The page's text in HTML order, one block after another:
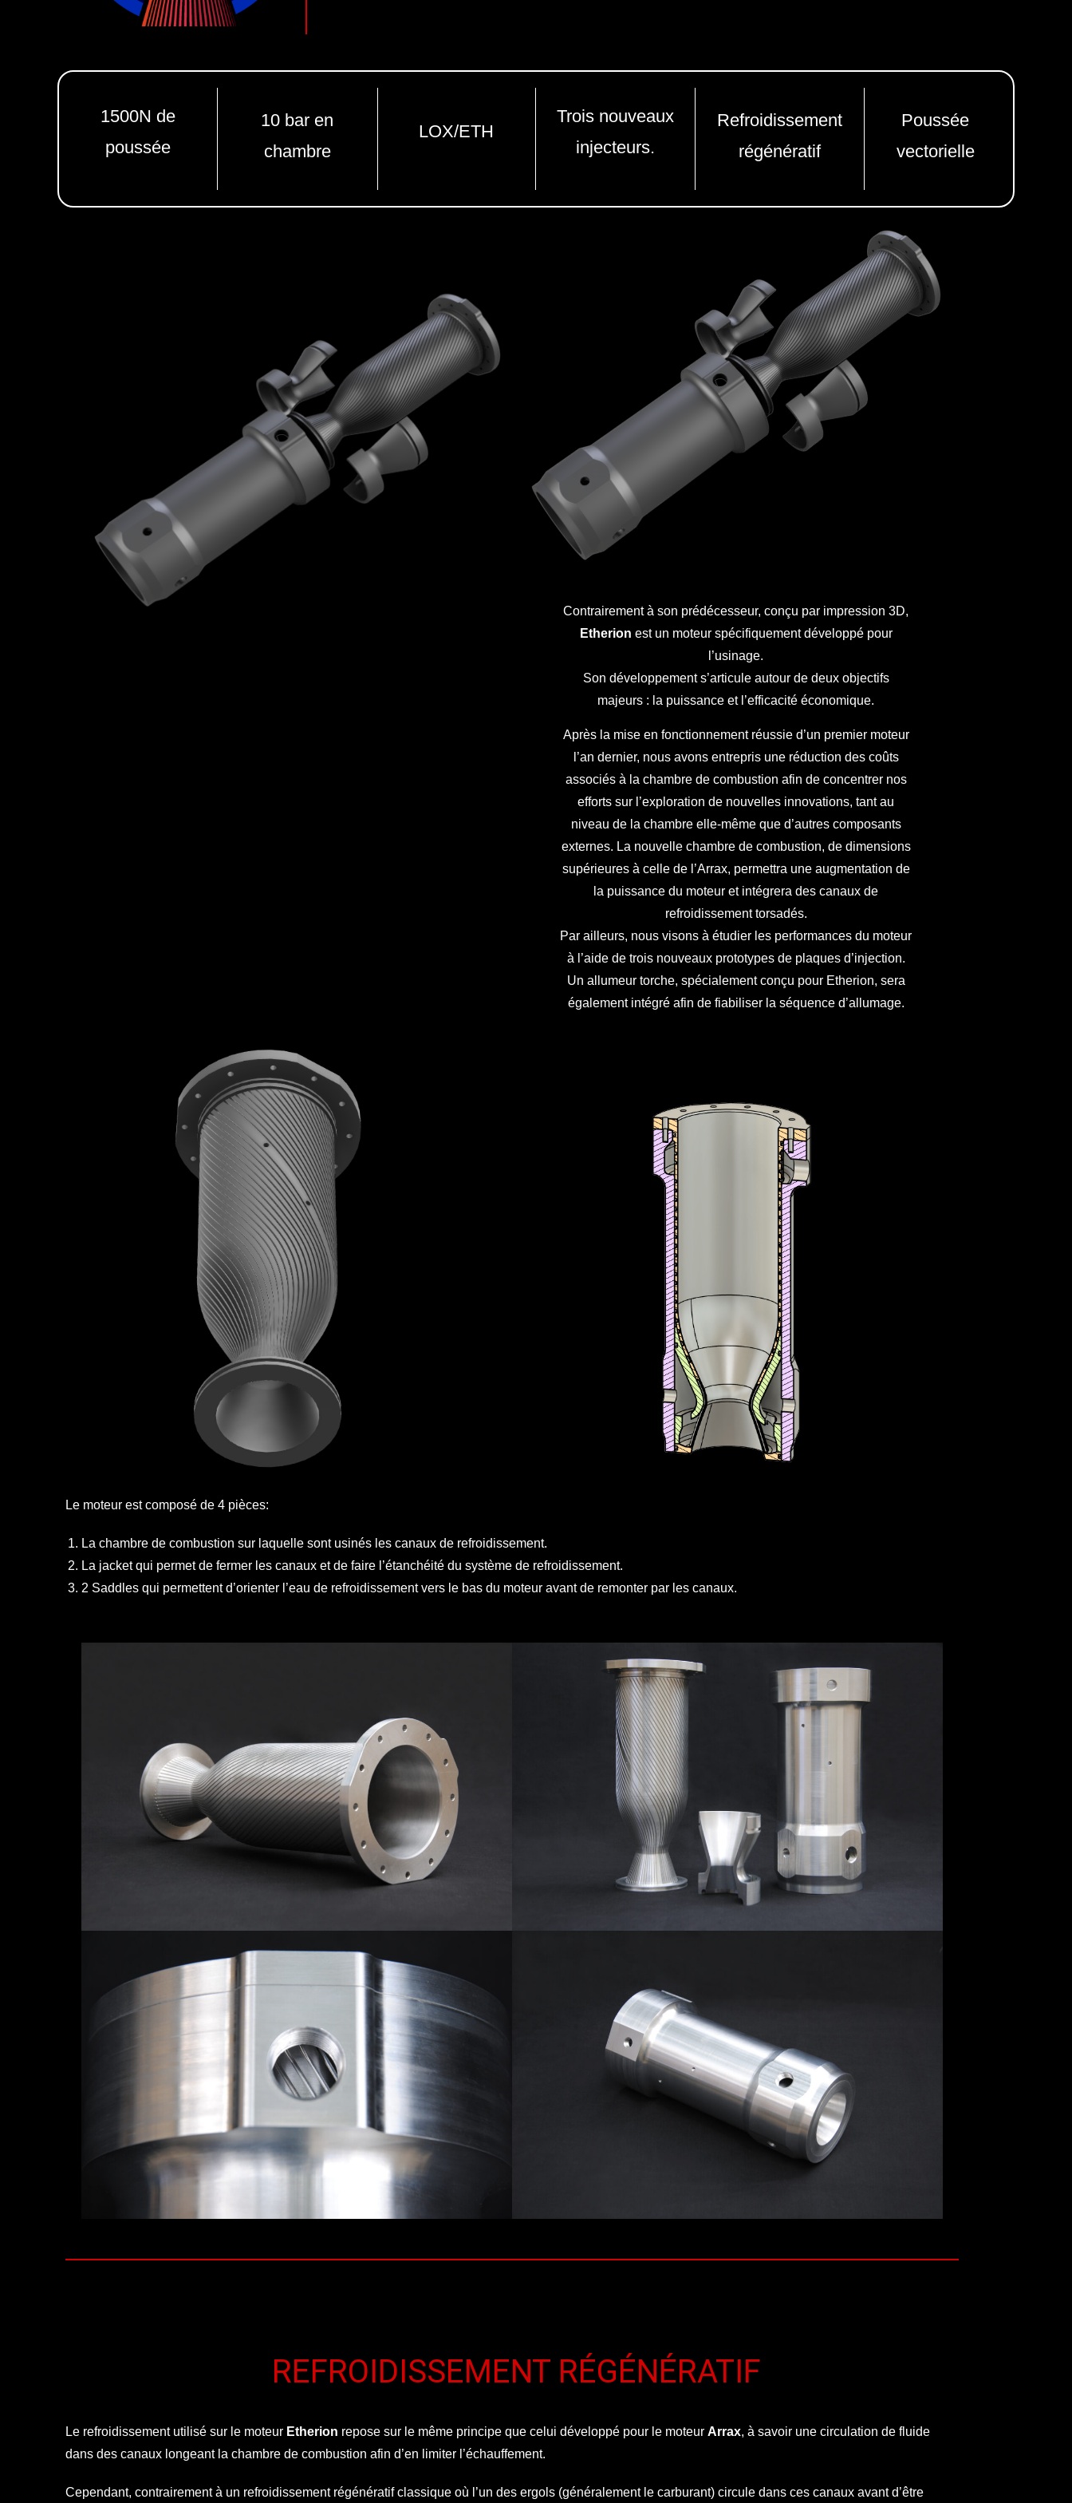
1500N de
poussée
10 bar en
chambre
LOX/ETH
Trois nouveaux
injecteurs.
Refroidissement
régénératif
Poussée
vectorielle
Contrairement à son prédécesseur, conçu par impression 3D,
Etherion est un moteur spécifiquement développé pour
l’usinage.
Son développement s’articule autour de deux objectifs
majeurs : la puissance et l’efficacité économique.
Après la mise en fonctionnement réussie d’un premier moteur
l’an dernier, nous avons entrepris une réduction des coûts
associés à la chambre de combustion afin de concentrer nos
efforts sur l’exploration de nouvelles innovations, tant au
niveau de la chambre elle-même que d’autres composants
externes. La nouvelle chambre de combustion, de dimensions
supérieures à celle de l’Arrax, permettra une augmentation de
la puissance du moteur et intégrera des canaux de
refroidissement torsadés.
Par ailleurs, nous visons à étudier les performances du moteur
à l’aide de trois nouveaux prototypes de plaques d’injection.
Un allumeur torche, spécialement conçu pour Etherion, sera
également intégré afin de fiabiliser la séquence d’allumage.
Le moteur est composé de 4 pièces:
La chambre de combustion sur laquelle sont usinés les canaux de refroidissement.
La jacket qui permet de fermer les canaux et de faire l’étanchéité du système de refroidissement.
2 Saddles qui permettent d’orienter l’eau de refroidissement vers le bas du moteur avant de remonter par les canaux.
REFROIDISSEMENT RÉGÉNÉRATIF
Le refroidissement utilisé sur le moteur Etherion repose sur le même principe que celui développé pour le moteurArrax, à savoir une circulation de fluide
dans des canaux longeant la chambre de combustion afin d’en limiter l’échauffement.
Cependant, contrairement à un refroidissement régénératif classique où l’un des ergols (généralement le carburant) circule dans ces canaux avant d’être